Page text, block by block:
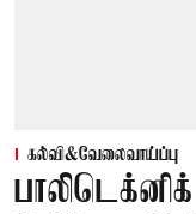
கல்வி&வேலைவாய்ப்பு